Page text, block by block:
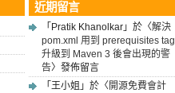
近期留言
「 Pratik Khanolkar 」於〈解決
pom.xml 用到 prerequisites tag
升級到 Maven 3 後會出現的警
告〉發佈留言
「 王小姐 」於〈開源免費會計